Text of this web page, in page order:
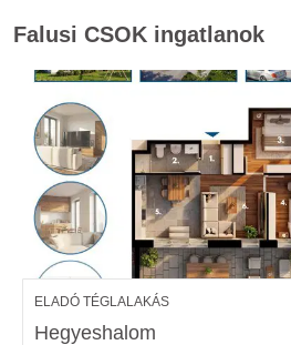
Falusi CSOK ingatlanok
ELADÓ TÉGLALAKÁS
Hegyeshalom